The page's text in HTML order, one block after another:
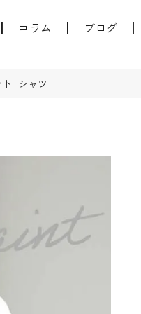
コラム ブログ
Tシャツ